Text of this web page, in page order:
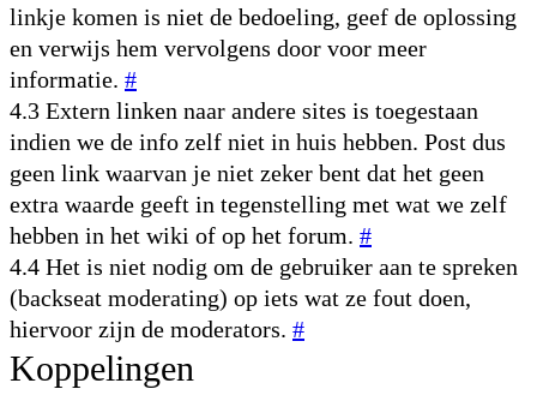
linkje komen is niet de bedoeling, geef de oplossing
en verwijs hem vervolgens door voor meer
informatie. #
4.3 Extern linken naar andere sites is toegestaan
indien we de info zelf niet in huis hebben. Post dus
geen link waarvan je niet zeker bent dat het geen
extra waarde geeft in tegenstelling met wat we zelf
hebben in het wiki of op het forum. #
4.4 Het is niet nodig om de gebruiker aan te spreken
(backseat moderating) op iets wat ze fout doen,
hiervoor zijn de moderators. #
Koppelingen